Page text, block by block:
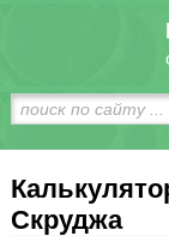
Скруджа